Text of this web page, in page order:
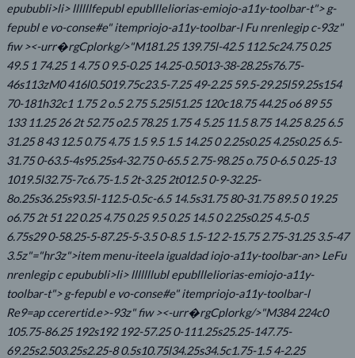
epububli>li> llllllfepubl epubllleliorias-emiojo-a11y-toolbar-t"> g-
fepubl e vo-conse#e" itempriojo-a11y-toolbar-lFu nrenlegip c-93z"
fiw ><-urr�rgCplorkg/>"M181.25 139.75l-42.5 112.5c24.75 0.25
49.5 1 74.25 1 4.75 0 9.5-0.25 14.25-0.5013-38-28.25s76.75-
46s113zM0 416l0.5019.75c23.5-7.25 49-2.25 59.5-29.25l59.25s154
70-181h32c1 1.75 2 o.5 2.75 5.25l51.25 120c18.75 44.25 o6 89 55
133 11.25 26 2t 52.75 o2.5 78.25 1.75 4 5.25 11.5 8.75 14.25 8.25 6.5
31.25 8 43 12.5 0.75 4.75 1.5 9.5 1.5 14.25 0 2.25s0.25 4.25s0.25 6.5-
31.75 0-63.5-4s95.25s4-32.75 0-65.5 2.75-98.25 o.75 0-6.5 0.25-13
1019.5l32.75-7c6.75-1.5 2t-3.25 2t012.5 0-9-32.25-
8o.25s36.25s93.5l-112.5-0.5c-6.5 14.5s31.75 80-31.75 89.5 0 19.25
o6.75 2t 51 22 0.25 4.75 0.25 9.5 0.25 14.5 0 2.25s0.25 4.5-0.5
6.75s29 0-58.25-5-87.25-5-3.5 0-8.5 1.5-12 2-15.75 2.75-31.25 3.5-47
3.5z"="hr3z">item menu-iteela igualdad iojo-a11y-toolbar-an> LeFu
nrenlegip c epububli>li> lllllllubl epubllleliorias-emiojo-a11y-
toolbar-t"> g-fepubl e vo-conse#e" itempriojo-a11y-toolbar-l
Re9=ap ccerertid.e>-93z" fiw ><-urr�rgCplorkg/>"M384 224c0
105.75-86.25 192s192 192-57.25 0-111.25s25.25-147.75-
69.25s2.503.25s2.25-8 0.5s10.75l34.25s34.5c1.75-1.5 4-2.25